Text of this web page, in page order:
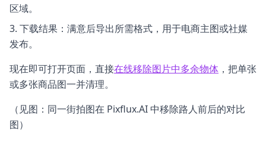
区域。
下载结果：满意后导出所需格式，用于电商主图或社媒
发布。
现在即可打开页面，直接在线移除图片中多余物体 ，把单张
或多张商品图一并清理。
（见图：同一街拍图在 Pixflux.AI 中移除路人前后的对比
图）